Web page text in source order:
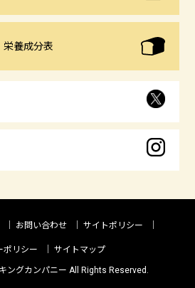
栄養成分表
お問い合わせ サイトポリシー
ポリシー サイトマップ
ングカンパニー All Rights Reserved.